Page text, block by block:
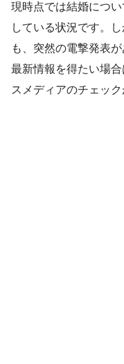
現時点では結婚につ
している状況です。
も、突然の電撃発表
最新情報を得たい場
スメディアのチェック